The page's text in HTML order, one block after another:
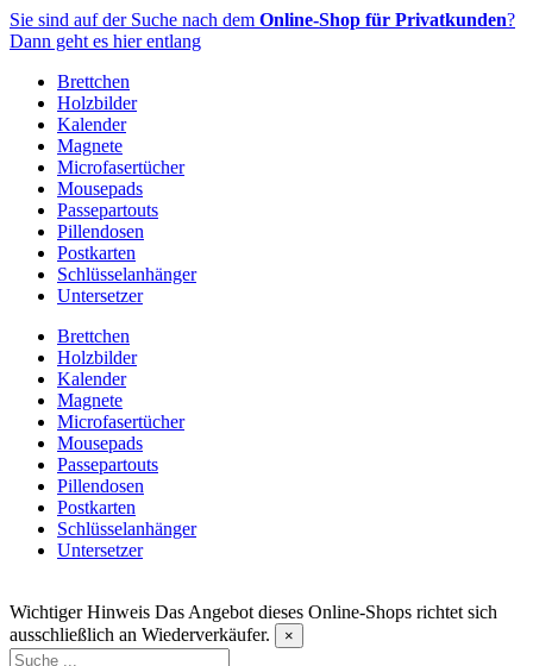
Zum
Inhalt
Sie sind auf der Suche nach dem Online-Shop für Privatkunden?
Dann geht es hier entlang
Brettchen
Holzbilder
Kalender
Magnete
Microfasertücher
Mousepads
Passepartouts
Pillendosen
Postkarten
Schlüsselanhänger
Untersetzer
Brettchen
Holzbilder
Kalender
Magnete
Microfasertücher
Mousepads
Passepartouts
Pillendosen
Postkarten
Schlüsselanhänger
Untersetzer
Wichtiger Hinweis Das Angebot dieses Online-Shops richtet sich
ausschließlich an Wiederverkäufer.
×
Search